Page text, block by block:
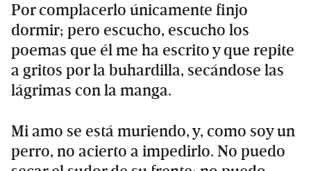
Por complacerlo únicamente finjo
dormir; pero escucho, escucho los
poemas que él me ha escrito y que repite
a gritos por la buhardilla, secándose las
lágrimas con la manga.
Mi amo se está muriendo, y, como soy un
perro, no acierto a impedirlo. No puedo